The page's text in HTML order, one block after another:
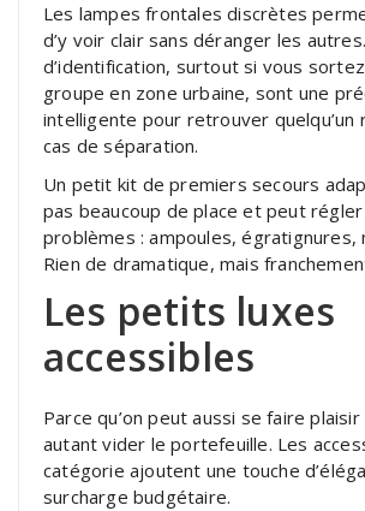
Les lampes frontales discrètes
d’y voir clair sans déranger les
d’identification, surtout si vous
groupe en zone urbaine, sont une
intelligente pour retrouver quelqu’un
cas de séparation.
Un petit kit de premiers secours
pas beaucoup de place et peut
problèmes : ampoules, égratignures,
Rien de dramatique, mais
Les petits luxes
accessibles
Parce qu’on peut aussi se faire
autant vider le portefeuille. Les
catégorie ajoutent une touche
surcharge budgétaire.